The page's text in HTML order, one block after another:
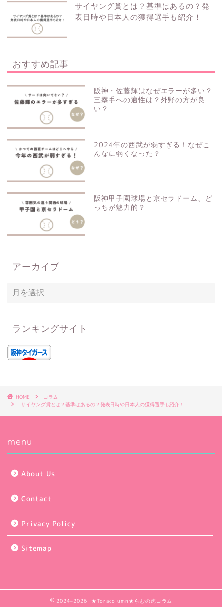
サイヤング賞とは？基準はあるの？発
表日時や日本人の獲得選手も紹介！
おすすめ記事
阪神・佐藤輝はなぜエラーが多い？
三塁手への適性は？外野の方が良
い？
2024年の西武が弱すぎる！なぜこ
んなに弱くなった？
阪神甲子園球場と京セラドーム、ど
っちが魅力的？
アーカイブ
ランキングサイト
HOME
コラム
サイヤング賞とは？基準はあるの？発表日時や日本人の獲得選手も紹介！
menu
About Us
Contact
Privacy Policy
Sitemap
2024–2026 ★Toracolumn★らむの虎コラム